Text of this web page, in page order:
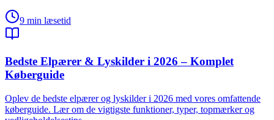
9 min læsetid
Bedste Elpærer & Lyskilder i 2026 – Komplet
Køberguide
Oplev de bedste elpærer og lyskilder i 2026 med vores omfattende
køberguide. Lær om de vigtigste funktioner, typer, topmærker og